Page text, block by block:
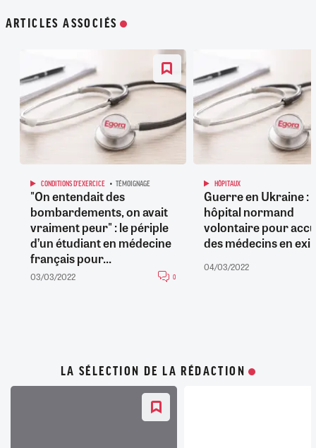
ARTICLES ASSOCIÉS
CONDITIONS D'EXERCICE TÉMOIGNAGE
"On entendait des
bombardements, on avait
vraiment peur" : le périple
d’un étudiant en médecine
français pour...
03/03/2022 0
HÔPITAUX
Guerre en Ukraine :
hôpital normand
volontaire pour
des médecins en exil
04/03/2022
LA SÉLECTION DE LA RÉDACTION